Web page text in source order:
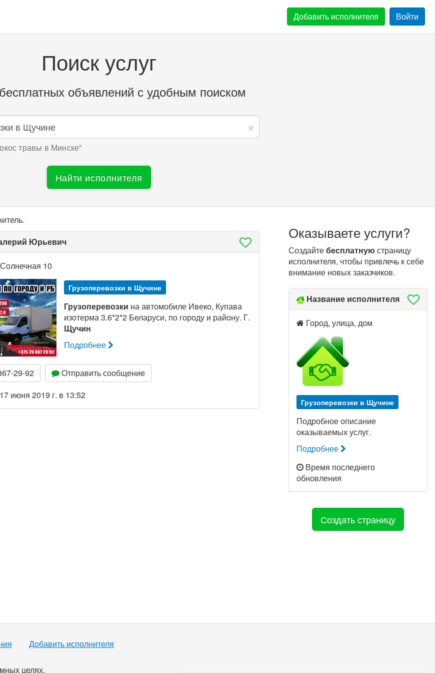
Добавить исполнителя Войти
Поиск услуг
объявлений с удобным поиском
×
травы в Минске"
Найти исполнителя
Юрьевич
10
Грузоперевозки в Щучине
Грузоперевозки на автомобиле Ивеко, Купава
изотерма 3.6*2*2 Беларуси, по городу и району. Г.
Щучин
Подробнее
29-92
Отправить сообщение
июня 2019 г. в 13:52
Оказываете услуги?
Создайтебесплатную страницу
исполнителя, чтобы привлечь к себе
внимание новых заказчиков.
Название исполнителя
Город, улица, дом
Грузоперевозки в Щучине
Подробное описание
оказываемых услуг.
Подробнее
Время последнего
обновления
Создать страницу
Добавить исполнителя
целях.